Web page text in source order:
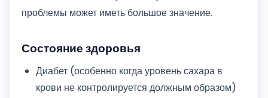
проблемы может иметь большое значение.
Состояние здоровья
Диабет (особенно когда уровень сахара в
крови не контролируется должным образом)